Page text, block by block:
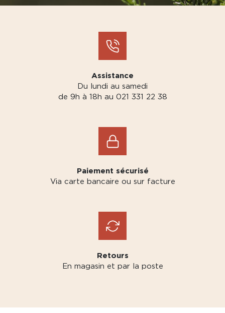
Assistance
Du lundi au samedi
de 9h à 18h au 021 331 22 38
Paiement sécurisé
Via carte bancaire ou sur facture
Retours
En magasin et par la poste